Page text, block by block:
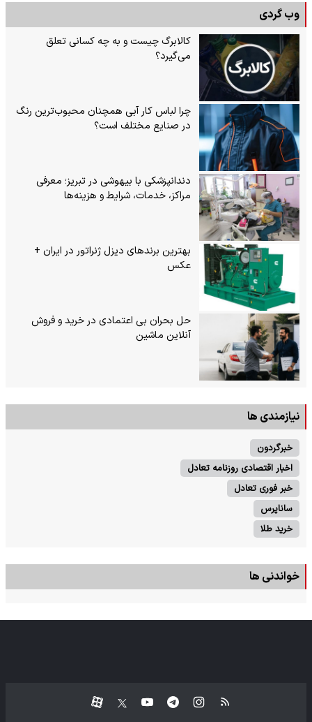
وب گردی
کالابرگ چیست و به چه کسانی تعلق
می‌گیرد؟
چرا لباس کار آبی همچنان محبوب‌ترین رنگ
در صنایع مختلف است؟
دندانپزشکی با بیهوشی در تبریز؛ معرفی
مراکز، خدمات، شرایط و هزینه‌ها
بهترین برندهای دیزل ژنراتور در ایران +
عکس
حل بحران بی‌ اعتمادی در خرید و فروش
آنلاین ماشین
نیازمندی ها
خبرگردون
اخبار اقتصادی روزنامه تعادل
خبر فوری تعادل
ساناپرس
خرید طلا
خواندنی ها